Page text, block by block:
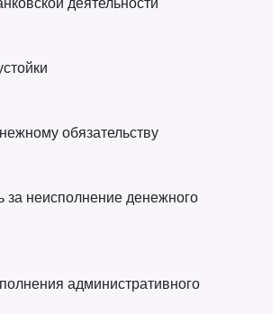
деятельности
обязательству
за неисполнение денежного
административного